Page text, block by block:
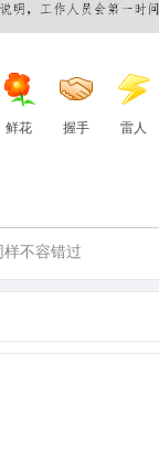
鲜花 握手 雷人
样不容错过